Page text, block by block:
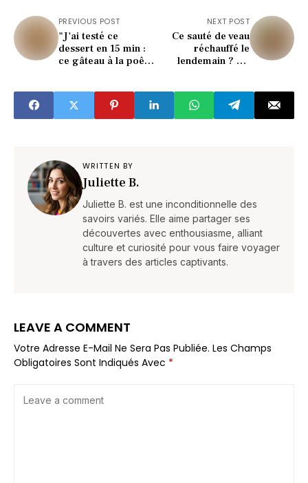
PREVIOUS POST
"J'ai testé ce
dessert en 15 min :
ce gâteau à la poêle
NEXT POST
Ce sauté de veau
réchauffé le
lendemain ? Un
WRITTEN BY
Juliette B.
Juliette B. est une inconditionnelle des
savoirs variés. Elle aime partager ses
découvertes avec enthousiasme, alliant
culture et curiosité pour vous faire voyager
à travers des articles captivants.
LEAVE A COMMENT
Votre Adresse E-Mail Ne Sera Pas Publiée. Les Champs
Obligatoires Sont Indiqués Avec *